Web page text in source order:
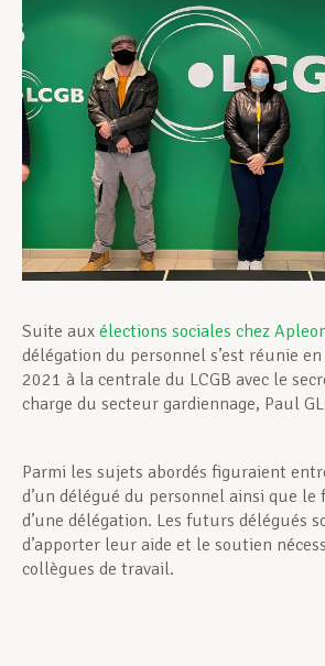
Développement
Devenir Membre
Actualités
Suite aux élections sociales chez
délégation du personnel s’est réunie
2021 à la centrale du LCGB avec le
charge du secteur gardiennage, Paul
Parmi les sujets abordés figuraient
d’un délégué du personnel ainsi que le
d’une délégation. Les futurs délégués
d’apporter leur aide et le soutien
collègues de travail.